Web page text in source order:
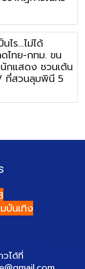
ไร...ไม่ได้
ไทย-กทม. ขน
กแสดง ชวนเต้น
ที่สวนลุมพินี 5
บันเทิง
ได้ที่